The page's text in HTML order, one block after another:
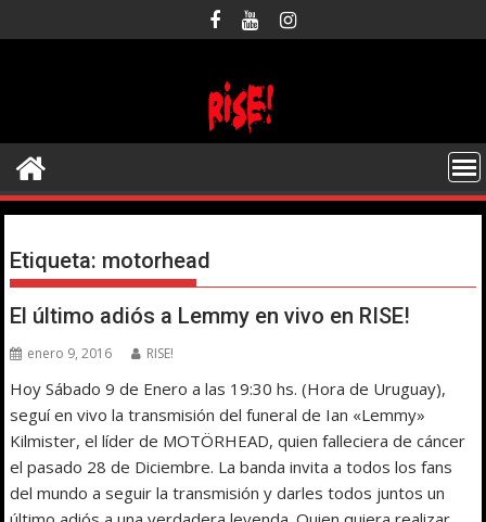
al
Etiqueta: motorhead
El último adiós a Lemmy en vivo en RISE!
enero 9, 2016 RISE!
Hoy Sábado 9 de Enero a las 19:30 hs. (Hora de Uruguay),
seguí en vivo la transmisión del funeral de Ian «Lemmy»
Kilmister, el líder de MOTÖRHEAD, quien falleciera de cáncer
el pasado 28 de Diciembre. La banda invita a todos los fans
del mundo a seguir la transmisión y darles todos juntos un